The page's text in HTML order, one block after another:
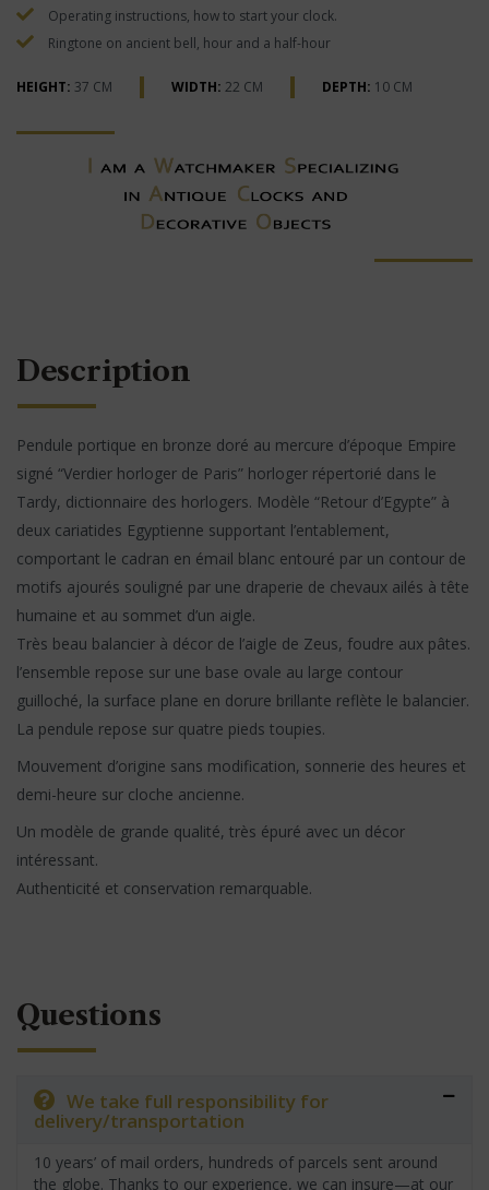
Operating instructions, how to start your clock.
Ringtone on ancient bell, hour and a half-hour
HEIGHT: 37 CM WIDTH: 22 CM DEPTH: 10 CM
Description
Pendule portique en bronze doré au mercure d’époque Empire
signé “Verdier horloger de Paris” horloger répertorié dans le
Tardy, dictionnaire des horlogers. Modèle “Retour d’Egypte” à
deux cariatides Egyptienne supportant l’entablement,
comportant le cadran en émail blanc entouré par un contour de
motifs ajourés souligné par une draperie de chevaux ailés à tête
humaine et au sommet d’un aigle.
Très beau balancier à décor de l’aigle de Zeus, foudre aux pâtes.
l’ensemble repose sur une base ovale au large contour
guilloché, la surface plane en dorure brillante reflète le balancier.
La pendule repose sur quatre pieds toupies.
Mouvement d’origine sans modification, sonnerie des heures et
demi-heure sur cloche ancienne.
Un modèle de grande qualité, très épuré avec un décor
intéressant.
Authenticité et conservation remarquable.
Questions
We take full responsibility for
delivery/transportation
10 years’ of mail orders, hundreds of parcels sent around
the globe. Thanks to our experience, we can insure—at our